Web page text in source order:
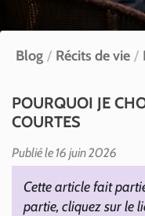
CONNECTER
CONTACT
Blog Récits de vie
POURQUOI JE
COURTES
Publié le 16 juin 2026
Cette article fait
partie, cliquez sur le